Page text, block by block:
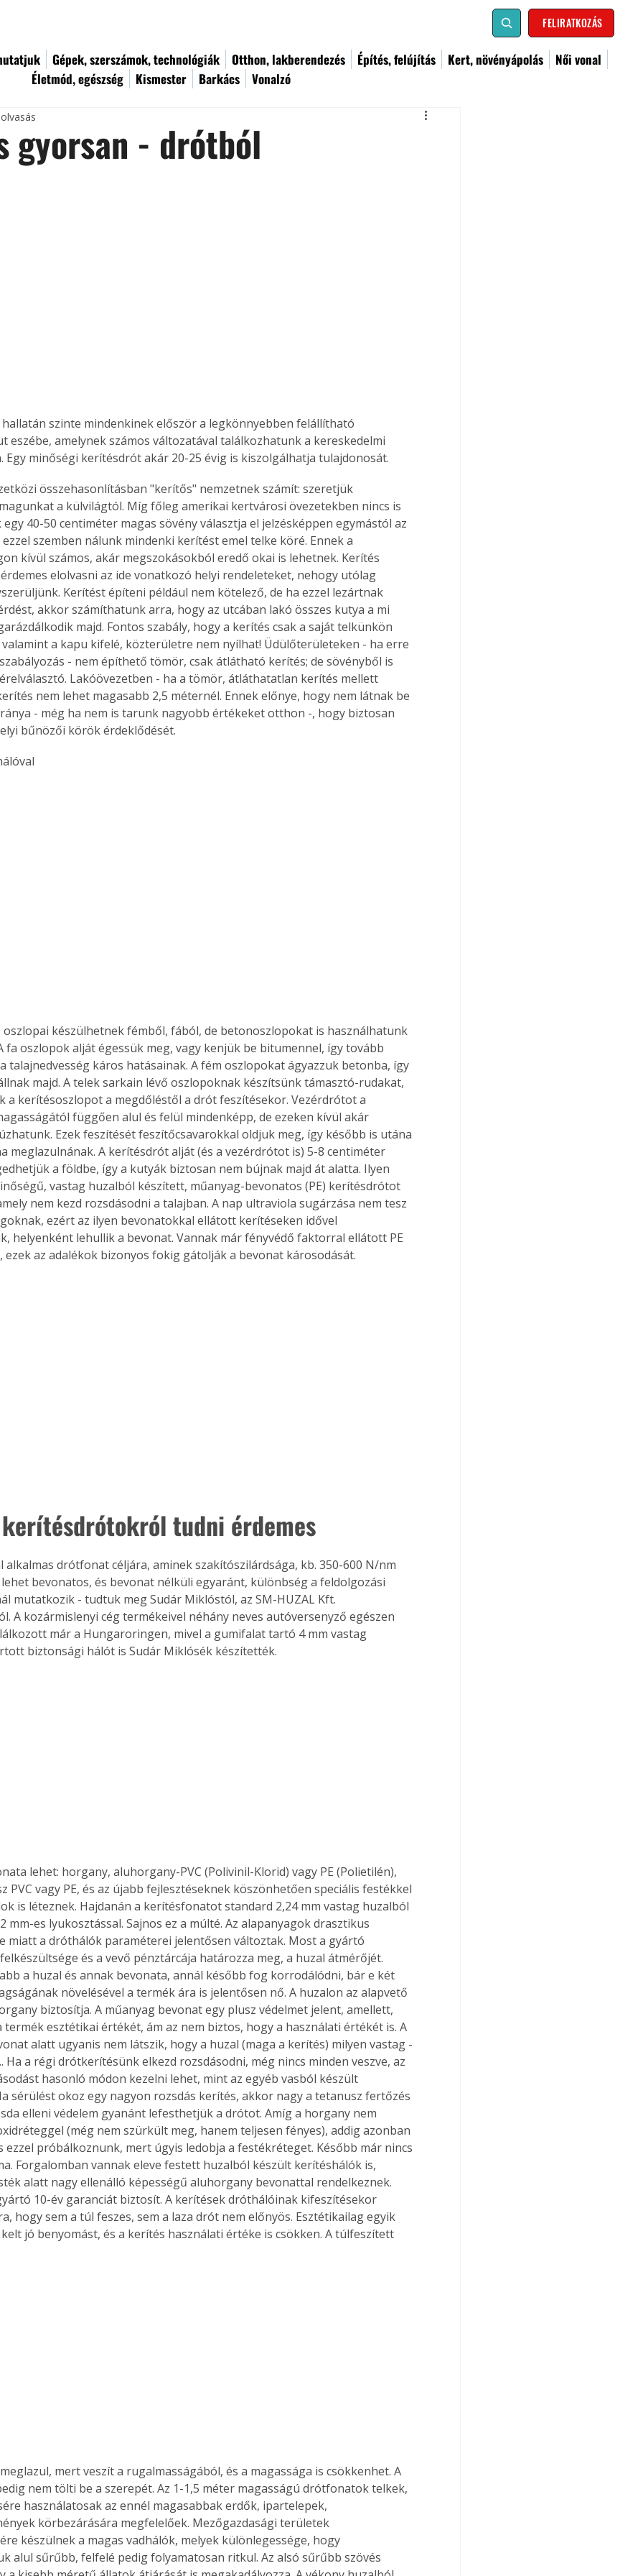
FELIRATKOZÁS
Gépek, szerszámok, technológiák Otthon, lakberendezés Építés, felújítás Kert, növényápolás
Női vonal
Életmód, egészség
Kismester Barkács Vonalzó
is
Bárhol,
élve
az
A
Gyógyító növények: a
természet kincsei az
gyorsan - drótból
hallatán szinte mindenkinek először a legkönnyebben felállítható
eszébe, amelynek számos változatával találkozhatunk a kereskedelmi
Egy minőségi kerítésdrót akár 20-25 évig is kiszolgálhatja tulajdonosát.
összehasonlításban "kerítős" nemzetnek számít: szeretjük
a külvilágtól. Míg főleg amerikai kertvárosi övezetekben nincs is
egy 40-50 centiméter magas sövény választja el jelzésképpen egymástól az
szemben nálunk mindenki kerítést emel telke köré. Ennek a
kívül számos, akár megszokásokból eredő okai is lehetnek. Kerítés
elolvasni az ide vonatkozó helyi rendeleteket, nehogy utólag
Kerítést építeni például nem kötelező, de ha ezzel lezártnak
akkor számíthatunk arra, hogy az utcában lakó összes kutya a mi
majd. Fontos szabály, hogy a kerítés csak a saját telkünkön
a kapu kifelé, közterületre nem nyílhat! Üdülőterületeken - ha erre
- nem építhető tömör, csak átlátható kerítés; de sövényből is
Lakóövezetben - ha a tömör, átláthatatlan kerítés mellett
nem lehet magasabb 2,5 méternél. Ennek előnye, hogy nem látnak be
- még ha nem is tarunk nagyobb értékeket otthon -, hogy biztosan
bűnözői körök érdeklődését.
készülhetnek fémből, fából, de betonoszlopokat is használhatunk
fa oszlopok alját égessük meg, vagy kenjük be bitumennel, így tovább
talajnedvesség káros hatásainak. A fém oszlopokat ágyazzuk betonba, így
majd. A telek sarkain lévő oszlopoknak készítsünk támasztó-rudakat,
a kerítésoszlopot a megdőléstől a drót feszítésekor. Vezérdrótot a
függően alul és felül mindenképp, de ezeken kívül akár
Ezek feszítését feszítőcsavarokkal oldjuk meg, így később is utána
meglazulnának. A kerítésdrót alját (és a vezérdrótot is) 5-8 centiméter
a földbe, így a kutyák biztosan nem bújnak majd át alatta. Ilyen
vastag huzalból készített, műanyag-bevonatos (PE) kerítésdrótot
nem kezd rozsdásodni a talajban. A nap ultraviola sugárzása nem tesz
ezért az ilyen bevonatokkal ellátott kerítéseken idővel
helyenként lehullik a bevonat. Vannak már fényvédő faktorral ellátott PE
ezek az adalékok bizonyos fokig gátolják a bevonat károsodását.
tudni érdemes
alkalmas drótfonat céljára, aminek szakítószilárdsága, kb. 350-600 N/nm
lehet bevonatos, és bevonat nélküli egyaránt, különbség a feldolgozási
mutatkozik - tudtuk meg Sudár Miklóstól, az SM-HUZAL Kft.
A kozármislenyi cég termékeivel néhány neves autóversenyző egészen
már a Hungaroringen, mivel a gumifalat tartó 4 mm vastag
biztonsági hálót is Sudár Miklósék készítették.
PVC vagy PE, és az újabb fejlesztéseknek köszönhetően speciális festékkel
is léteznek. Hajdanán a kerítésfonatot standard 2,24 mm vastag huzalból
mm-es lyukosztással. Sajnos ez a múlté. Az alapanyagok drasztikus
miatt a dróthálók paraméterei jelentősen változtak. Most a gyártó
és a vevő pénztárcája határozza meg, a huzal átmérőjét.
a huzal és annak bevonata, annál később fog korrodálódni, bár e két
növelésével a termék ára is jelentősen nő. A huzalon az alapvető
biztosítja. A műanyag bevonat egy plusz védelmet jelent, amellett,
termék esztétikai értékét, ám az nem biztos, hogy a használati értékét is. A
alatt ugyanis nem látszik, hogy a huzal (maga a kerítés) milyen vastag -
Ha a régi drótkerítésünk elkezd rozsdásodni, még nincs minden veszve, az
hasonló módon kezelni lehet, mint az egyéb vasból készült
sérülést okoz egy nagyon rozsdás kerítés, akkor nagy a tetanusz fertőzés
elleni védelem gyanánt lefesthetjük a drótot. Amíg a horgany nem
(még nem szürkült meg, hanem teljesen fényes), addig azonban
ezzel próbálkoznunk, mert úgyis ledobja a festékréteget. Később már nincs
Forgalomban vannak eleve festett huzalból készült kerítéshálók is,
alatt nagy ellenálló képességű aluhorgany bevonattal rendelkeznek.
10-év garanciát biztosít. A kerítések dróthálóinak kifeszítésekor
hogy sem a túl feszes, sem a laza drót nem előnyös. Esztétikailag egyik
jó benyomást, és a kerítés használati értéke is csökken. A túlfeszített
mert veszít a rugalmasságából, és a magassága is csökkenhet. A
nem tölti be a szerepét. Az 1-1,5 méter magasságú drótfonatok telkek,
használatosak az ennél magasabbak erdők, ipartelepek,
körbezárására megfelelőek. Mezőgazdasági területek
készülnek a magas vadhálók, melyek különlegessége, hogy
alul sűrűbb, felfelé pedig folyamatosan ritkul. Az alsó sűrűbb szövés